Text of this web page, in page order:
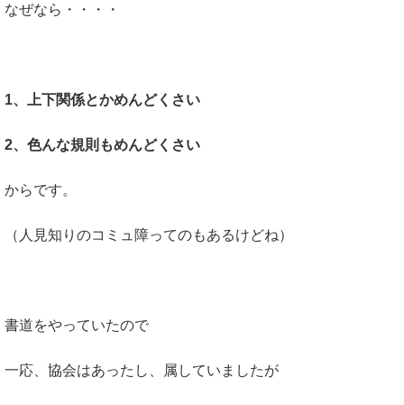
なぜなら・・・・
1、上下関係とかめんどくさい
2、色んな規則もめんどくさい
からです。
（人見知りのコミュ障ってのもあるけどね）
書道をやっていたので
一応、協会はあったし、属していましたが